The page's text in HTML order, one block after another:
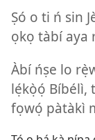
Ṣó o ti ń sin
ọkọ tàbí aya
Àbí ńṣe lo
lẹ́kọ̀ọ́ Bíbélì,
fọwọ́ pàtàkì